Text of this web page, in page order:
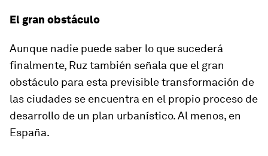
El gran obstáculo
Aunque nadie puede saber lo que sucederá
finalmente, Ruz también señala que el gran
obstáculo para esta previsible transformación de
las ciudades se encuentra en el propio proceso de
desarrollo de un plan urbanístico. Al menos, en
España.